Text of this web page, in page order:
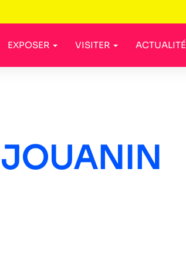
EXPOSER VISITER ACTUALITÉ